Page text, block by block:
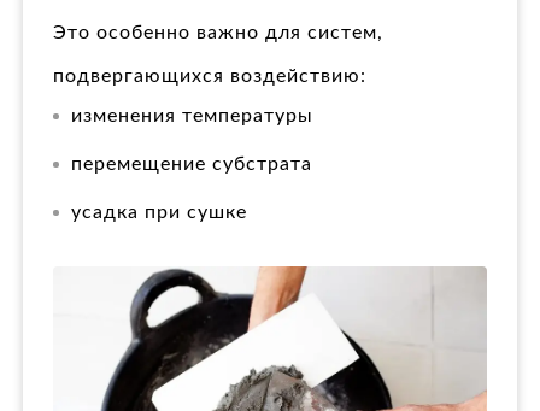
Это особенно важно для систем,
подвергающихся воздействию:
изменения температуры
перемещение субстрата
усадка при сушке